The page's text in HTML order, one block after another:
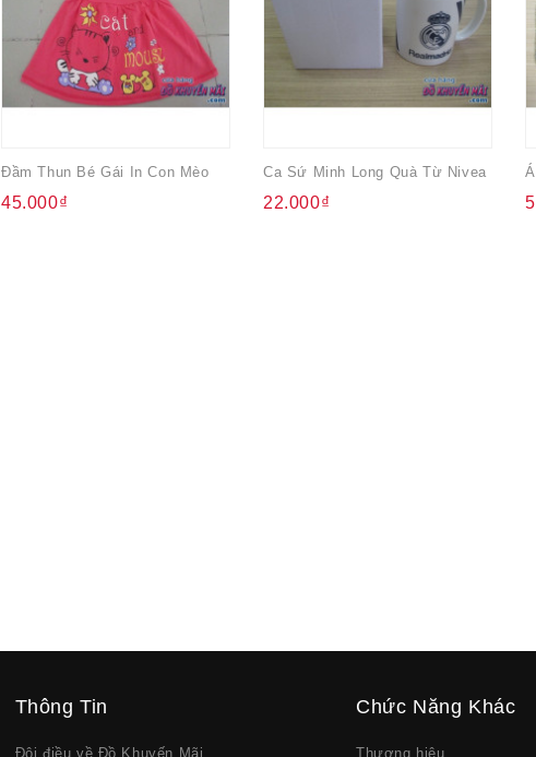
Đầm Thun Bé Gái In Con Mèo
45.000₫
Ca Sứ Minh Long Quà Từ Nivea
22.000₫
Thông Tin
Đôi điều về Đồ Khuyến Mãi
Chức Năng Khác
Thương hiệu